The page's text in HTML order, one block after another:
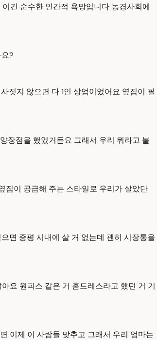
건 순수한 인간적 욕망입니다 농경사회에
?
짓지 않으면 다 1인 상업이었어요 옆집이 필
장점을 했었거든요 그래서 우리 뭐라고 불
집이 공급해 주는 스타일로 우리가 살았단
면 증평 시내에 살 거 없는데 괜히 시장통을
요 원피스 같은 거 홈드레스라고 했던 거 기
이제 이 사람들 맞추고 그래서 우리 엄마는